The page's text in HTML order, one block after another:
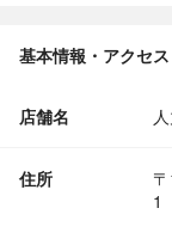
基本情報・アクセス
店舗名
住所
1